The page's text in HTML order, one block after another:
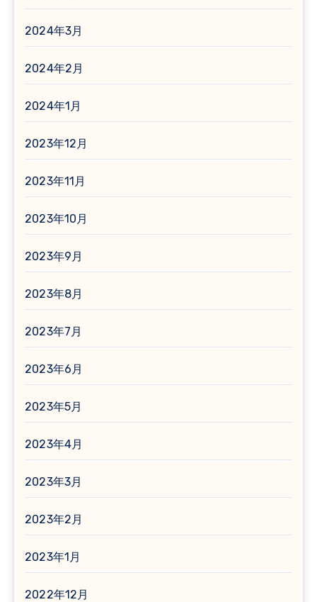
2024年3月
2024年2月
2024年1月
2023年12月
2023年11月
2023年10月
2023年9月
2023年8月
2023年7月
2023年6月
2023年5月
2023年4月
2023年3月
2023年2月
2023年1月
2022年12月